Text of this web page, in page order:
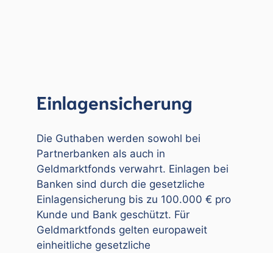
Einlagensicherung
Die Guthaben werden sowohl bei
Partnerbanken als auch in
Geldmarktfonds verwahrt. Einlagen bei
Banken sind durch die gesetzliche
Einlagensicherung bis zu 100.000 € pro
Kunde und Bank geschützt. Für
Geldmarktfonds gelten europaweit
einheitliche gesetzliche